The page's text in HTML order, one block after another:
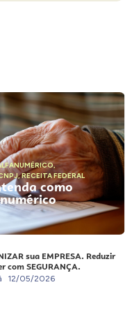
,
,RECEITA FEDERAL
como
sua EMPRESA. Reduzir
com SEGURANÇA.
12/05/2026